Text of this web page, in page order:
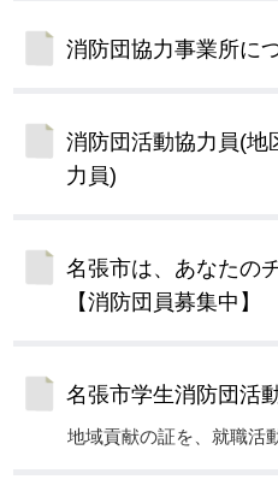
消防団協力事業所に
消防団活動協力員(地
力員)
名張市は、あなたの
【消防団員募集中】
名張市学生消防団活
地域貢献の証を、就職活